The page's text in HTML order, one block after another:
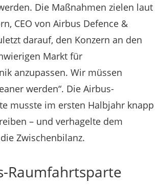
Die Maßnahmen zielen laut
CEO von Airbus Defence &
darauf, den Konzern an den
Markt für
anzupassen. Wir müssen
werden“. Die Airbus-
musste im ersten Halbjahr knapp
– und verhagelte dem
Zwischenbilanz.
Raumfahrtsparte